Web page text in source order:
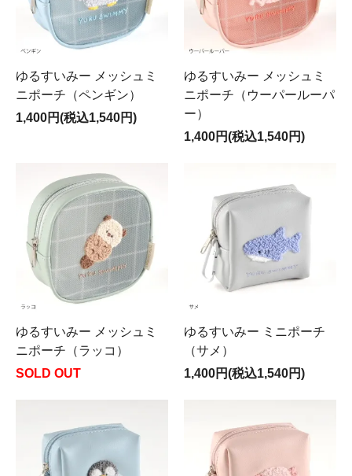
ゆるすいみー メッシュミ
ニポーチ（ペンギン）
1,400円(税込1,540円)
ゆるすいみー メッシュミ
ニポーチ（ウーパールーパ
ー）
1,400円(税込1,540円)
ゆるすいみー メッシュミ
ニポーチ（ラッコ）
SOLD OUT
ゆるすいみー ミニポーチ
（サメ）
1,400円(税込1,540円)